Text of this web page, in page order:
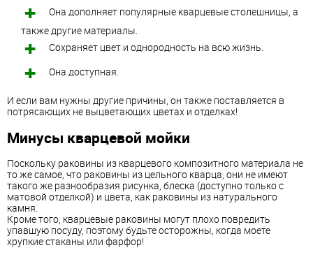
Она дополняет популярные кварцевые столешницы, а
также другие материалы.
Сохраняет цвет и однородность на всю жизнь.
Она доступная.
И если вам нужны другие причины, он также поставляется в
потрясающих не выцветающих цветах и отделках!
Минусы кварцевой мойки
Поскольку раковины из кварцевого композитного материала не
то же самое, что раковины из цельного кварца, они не имеют
такого же разнообразия рисунка, блеска (доступно только с
матовой отделкой) и цвета, как раковины из натурального
камня.
Кроме того, кварцевые раковины могут плохо повредить
упавшую посуду, поэтому будьте осторожны, когда моете
хрупкие стаканы или фарфор!